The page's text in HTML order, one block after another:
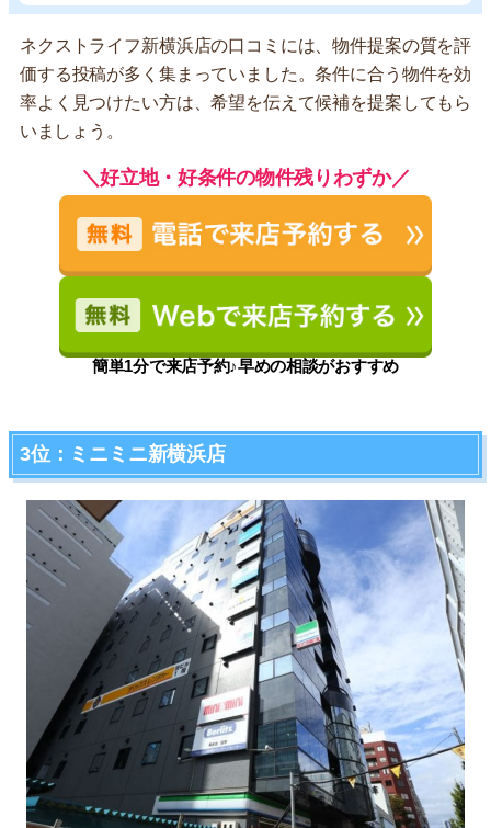
ネクストライフ新横浜店の口コミには、物件提案の質を評
価する投稿が多く集まっていました。条件に合う物件を効
率よく見つけたい方は、希望を伝えて候補を提案してもら
いましょう。
＼好立地・好条件の物件残りわずか／
簡単1分で来店予約♪早めの相談がおすすめ
3位：ミニミニ新横浜店